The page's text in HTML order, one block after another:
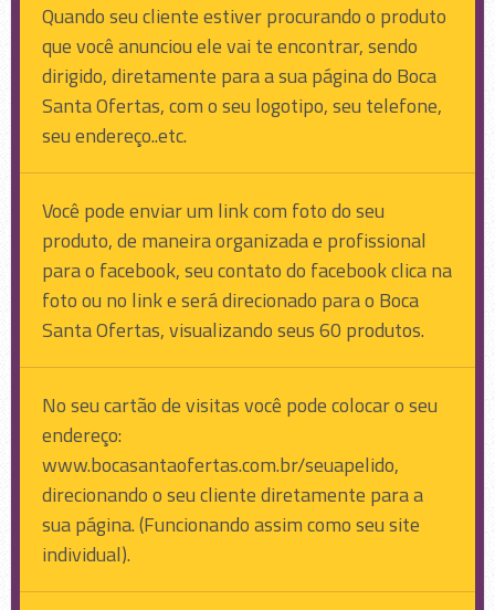
Quando seu cliente estiver procurando o produto
que você anunciou ele vai te encontrar, sendo
dirigido, diretamente para a sua página do Boca
Santa Ofertas, com o seu logotipo, seu telefone,
seu endereço..etc.
Você pode enviar um link com foto do seu
produto, de maneira organizada e profissional
para o facebook, seu contato do facebook clica na
foto ou no link e será direcionado para o Boca
Santa Ofertas, visualizando seus 60 produtos.
No seu cartão de visitas você pode colocar o seu
endereço:
www.bocasantaofertas.com.br/seuapelido,
direcionando o seu cliente diretamente para a
sua página. (Funcionando assim como seu site
individual).